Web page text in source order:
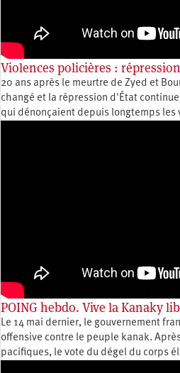
Violences policières :
20 ans après le meurtre de Zyed et
changé et la répression d'État
qui dénonçaient depuis longtemps
POING hebdo. Vive la Kanaky
Le 14 mai dernier, le gouvernement
offensive contre le peuple kanak.
pacifiques, le vote du dégel du corps